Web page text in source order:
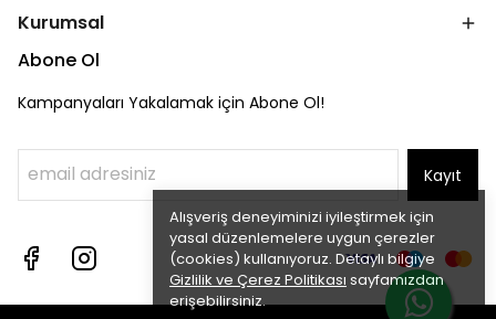
Alışveriş deneyiminizi iyileştirmek için
yasal düzenlemelere uygun çerezler
(cookies) kullanıyoruz. Detaylı bilgiye
Gizlilik ve Çerez Politikası sayfamızdan
erişebilirsiniz.
Kurumsal
Abone Ol
Kampanyaları Yakalamak için Abone Ol!
Kayıt